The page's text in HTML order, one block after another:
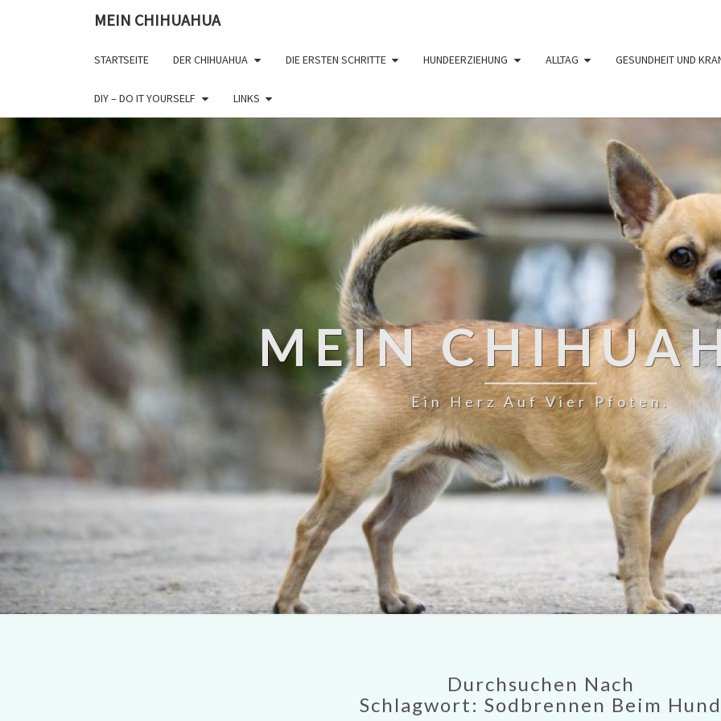
MEIN CHIHUAHUA
STARTSEITE DER CHIHUAHUA DIE ERSTEN SCHRITTE HUNDEERZIEHUNG ALLTAG GESUNDHEIT UND
DIY – DO IT YOURSELF LINKS
MEIN
Ein Herz Auf Vier Pfoten.
Durchsuchen Nach
Schlagwort: Sodbrennen Beim Hund